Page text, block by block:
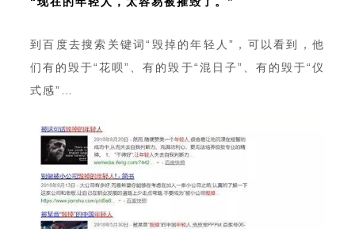
到百度去搜索关键词“毁掉的年轻人”，可以看到，他
们有的毁于“花呗”、有的毁于“混日子”、有的毁于“仪
式感”…